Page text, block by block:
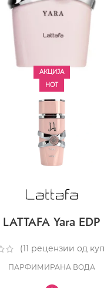
АКЦИЈА
HOT
LATTAFA Yara EDP
(11 рецензии од
ПАРФИМИРАНА ВОДА